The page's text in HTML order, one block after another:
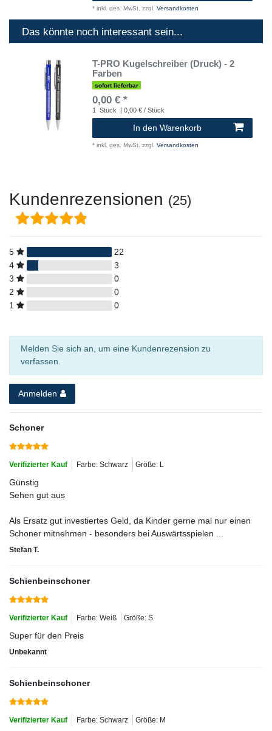
* inkl. ges. MwSt. zzgl. Versandkosten
Das könnte noch interessant sein...
T-PRO Kugelschreiber (Druck) - 2
Farben
sofort lieferbar
0,00 € *
1 Stück | 0,00 € / Stück
In den Warenkorb
* inkl. ges. MwSt. zzgl. Versandkosten
Kundenrezensionen (25)
5
22
4
3
3
0
2
0
1
0
Melden Sie sich an, um eine Kundenrezension zu
verfassen.
Anmelden
Schoner
Verifizierter Kauf Farbe: Schwarz Größe: L
Günstig
Sehen gut aus
Als Ersatz gut investiertes Geld, da Kinder gerne mal nur einen
Schoner mitnehmen - besonders bei Auswärtsspielen ...
Stefan T.
Schienbeinschoner
Verifizierter Kauf Farbe: Weiß Größe: S
Super für den Preis
Unbekannt
Schienbeinschoner
Verifizierter Kauf Farbe: Schwarz Größe: M